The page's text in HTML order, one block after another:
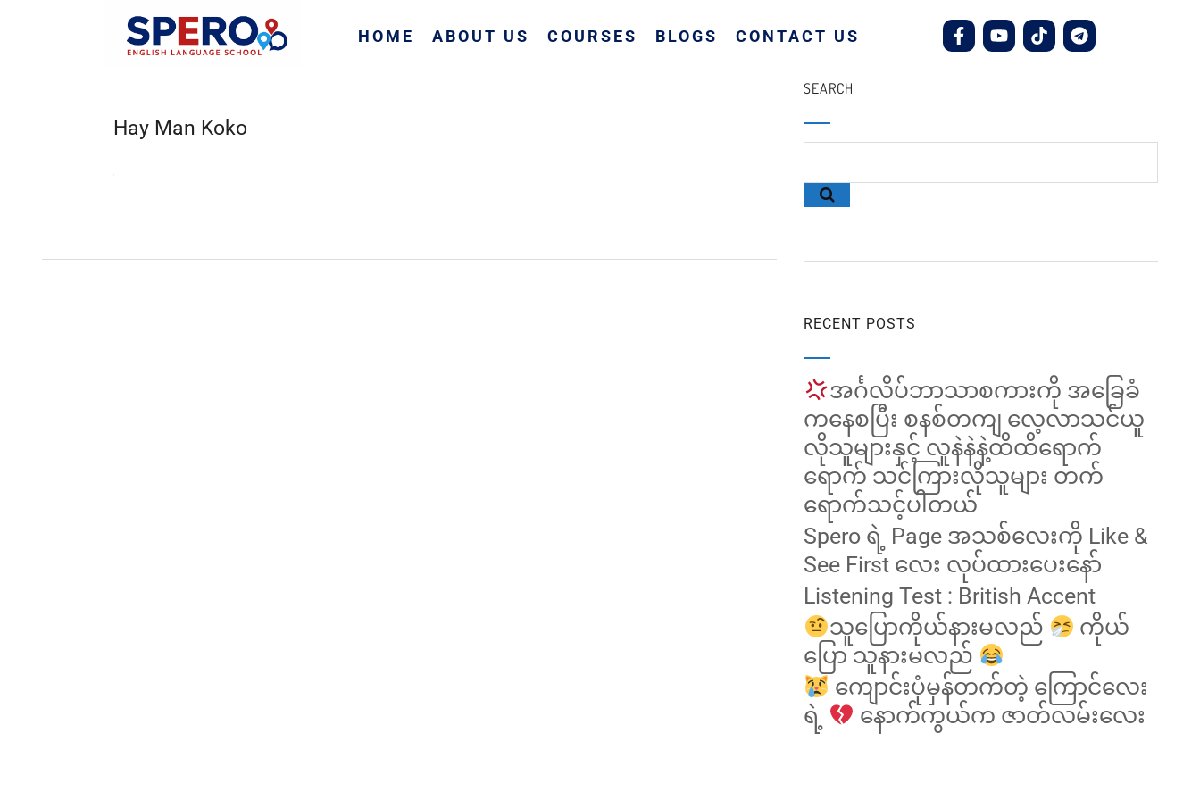
HOME ABOUT US COURSES BLOGS CONTACT US
Hay Man Koko
SEARCH
RECENT POSTS
အင်္ဂလိပ်ဘာသာစကားကို အခြေခံ
ကနေစပြီး စနစ်တကျ လေ့လာသင်ယူ
လိုသူများနှင့် လူနဲနဲနဲ့ထိထိရောက်
ရောက် သင်ကြားလိုသူများ တက်
ရောက်သင့်ပါတယ်
Spero ရဲ့ Page အသစ်လေးကို Like &
See First လေး လုပ်ထားပေးနော်
Listening Test : British Accent
သူပြောကိုယ်နားမလည်
ကိုယ်
ပြော သူနားမလည်
ကျောင်းပုံမှန်တက်တဲ့ ကြောင်လေး
ရဲ့
နောက်ကွယ်က ဇာတ်လမ်းလေး